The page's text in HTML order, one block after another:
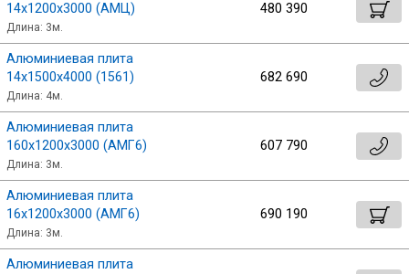
Нержавейка
Алюминиевый прокат
14х1200х3000 (АМЦ)
Длина: 3м.
480 390
Алюминиевая плита
14х1500х4000 (1561)
Длина: 4м.
682 690
Алюминиевая плита
160х1200х3000 (АМГ6)
Длина: 3м.
607 790
Алюминиевая плита
16х1200х3000 (АМГ6)
Длина: 3м.
690 190
Алюминиевая плита